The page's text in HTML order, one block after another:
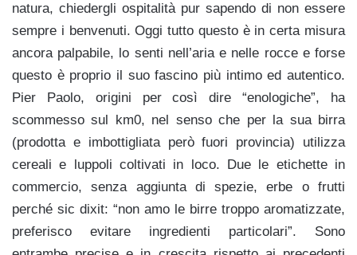
natura, chiedergli ospitalità pur sapendo di non essere
sempre i benvenuti. Oggi tutto questo è in certa misura
ancora palpabile, lo senti nell’aria e nelle rocce e forse
questo è proprio il suo fascino più intimo ed autentico.
Pier Paolo, origini per così dire “enologiche”, ha
scommesso sul km0, nel senso che per la sua birra
(prodotta e imbottigliata però fuori provincia) utilizza
cereali e luppoli coltivati in loco. Due le etichette in
commercio, senza aggiunta di spezie, erbe o frutti
perché sic dixit: “non amo le birre troppo aromatizzate,
preferisco evitare ingredienti particolari”. Sono